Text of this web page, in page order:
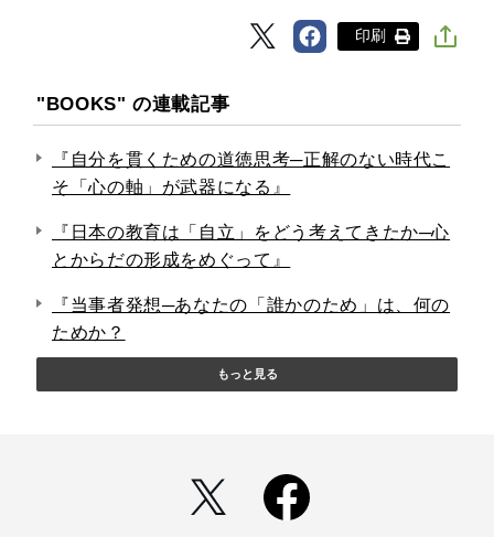
印刷
"BOOKS" の連載記事
『自分を貫くための道徳思考─正解のない時代こ
そ「心の軸」が武器になる』
『日本の教育は「自立」をどう考えてきたか─心
とからだの形成をめぐって』
『当事者発想─あなたの「誰かのため」は、何の
ためか？
もっと見る